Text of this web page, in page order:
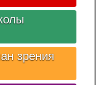
зрения